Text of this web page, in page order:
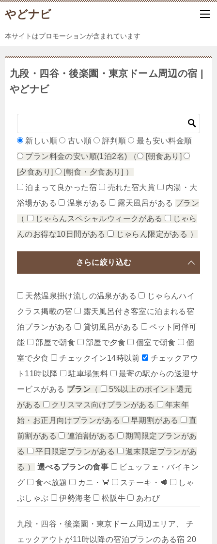
やどナビ
本サイトはプロモーションが含まれています
九段・四谷・後楽園・東京ドーム周辺の宿 |
やどナビ
新しい順 古い順 評判順
最も安い料金順
プラン料金の安い順(1泊2名)
（
[朝食あり]
[夕食あり]
[朝食・夕食あり] ）
泊まって良かった宿
売れた宿大賞
内湯・大
浴場がある
温泉がある 露天風呂がある プラン
（
じゃらんスペシャルウィークがある
じゃら
んのお得な10日間がある
じゃらん限定がある ）
さらに絞り込む
天然温泉掛け流しの温泉がある
じゃらんハイ
クラス掲載の宿
露天風呂付き客室に泊まれる宿
泊プランがある
貸切風呂がある
ペット同伴可
能
部屋で朝食 部屋で夕食 個室で朝食
個
室で夕食
チェックイン14時以前
チェックアウ
ト11時以降
駐車場無料
最寄の駅からの送迎サ
ービスがある プラン （
5%以上のポイント還元
がある
クリスマス向けプランがある
年末年
始・お正月向けプランがある
早期割がある
直
前割がある
連泊割がある
期間限定プランがあ
る
平日限定プランがある
週末限定プランがあ
る ） 選べるプランの食事
ビュッフェ・バイキン
グ
食べ放題 カニ・🦀 ステーキ・🥩
しゃ
ぶしゃぶ
伊勢海老 松阪牛 あわび
九段・四谷・後楽園・東京ドーム周辺エリア、 チ
ェックアウトが11時以降の宿泊プランのある宿 20